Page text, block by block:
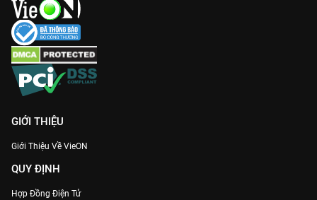
GIỚI THIỆU
Giới Thiệu Về VieON
QUY ĐỊNH
Hợp Đồng Điện Tử